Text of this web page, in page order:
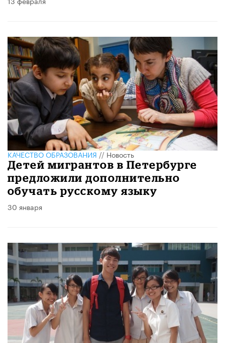
КАЧЕСТВО ОБРАЗОВАНИЯ//Новость
Детей мигрантов в Петербурге
предложили дополнительно
обучать русскому языку
30 января